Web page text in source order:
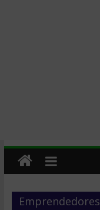
Emprendedores